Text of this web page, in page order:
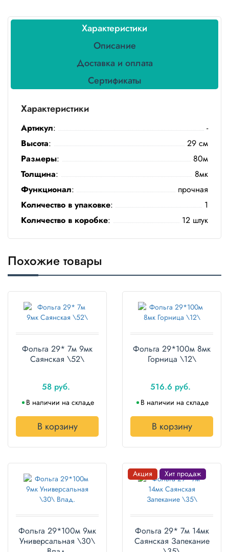
коврики
Полотенца
Туалетная
бумага
Все для
хранения и
транспортировки
Сумки
Хозтовары
для
садоводов
Товары
барбекю
Характеристики
Описание
Доставка и оплата
Сертификаты
Характеристики
Артикул:
-
Высота:
29 см
Размеры:
80м
Толщина:
8мк
Функционал:
прочная
Количество в упаковке:
1
Количество в коробке: 12 штук
Похожие товары
Фольга 29* 7м 9мк
Саянская \52\
58 руб.
В наличии на складе
В корзину
Фольга 29*100м 8мк
Горница \12\
516.6 руб.
В наличии на складе
В корзину
Фольга 29*100м 9мк
Универсальная \30\
Акция Хит продаж
Фольга 29* 7м 14мк
Саянская Запекание